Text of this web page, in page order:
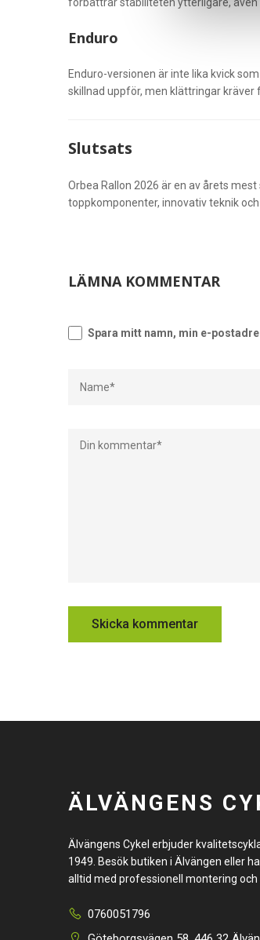
Enduro
Enduro-versionen är inte lika kvick
skillnad uppför, men klättringar kräver
Slutsats
Orbea Rallon 2026 är en av årets
toppkomponenter, innovativ teknik
LÄMNA KOMMENTAR
Spara mitt namn, min e-
ÄLVÄNGENS
Älvängens Cykel erbjuder
1949. Besök butiken i Älvängen eller
alltid med professionell montering och
0760051796